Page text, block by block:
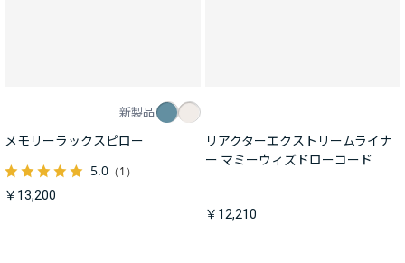
新製品
メモリーラックスピロー
5.0 （1）
￥13,200
リアクターエクストリームライナ
ー マミーウィズドローコード
￥12,210